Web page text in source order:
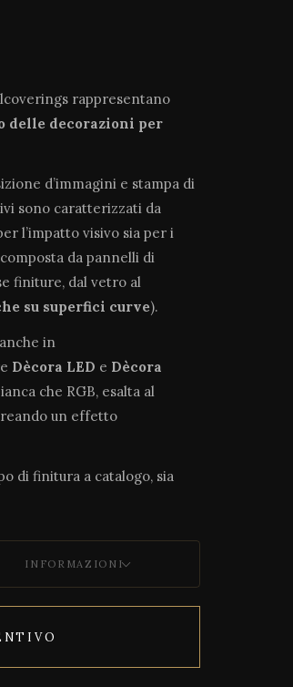
rappresentano
delle decorazioni per
d’immagini e stampa di
sono caratterizzati da
l’impatto visivo sia per i
da pannelli di
finiture, dal vetro al
su superfici curve).
in
Dècora LED e Dècora
che RGB, esalta al
un effetto
di finitura a catalogo, sia
INFORMAZIONI